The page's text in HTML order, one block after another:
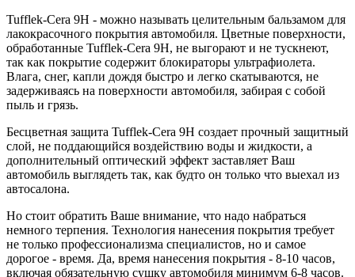
Tufflek-Cera 9H - можно называть целительным бальзамом для
лакокрасочного покрытия автомобиля. Цветные поверхности,
обработанные Tufflek-Cera 9H, не выгорают и не тускнеют,
так как покрытие содержит блокираторы ультрафиолета.
Влага, снег, капли дождя быстро и легко скатываются, не
задерживаясь на поверхности автомобиля, забирая с собой
пыль и грязь.
Бесцветная защита Tufflek-Cera 9H создает прочный защитный
слой, не поддающийся воздействию воды и жидкости, а
дополнительный оптический эффект заставляет Ваш
автомобиль выглядеть так, как будто он только что выехал из
автосалона.
Но стоит обратить Ваше внимание, что надо набраться
немного терпения. Технология нанесения покрытия требует
не только профессионализма специалистов, но и самое
дорогое - время. Да, время нанесения покрытия - 8-10 часов,
включая обязательную сушку автомобиля минимум 6-8 часов.